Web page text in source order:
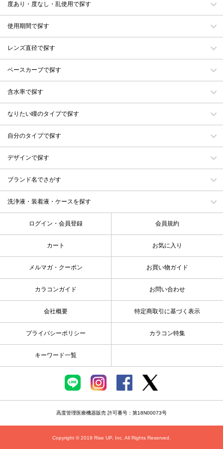
度あり・度なし・乱使用で探す
使用期間で探す
レンズ直径で探す
ベースカーブで探す
含水率で探す
なりたい瞳のタイプで探す
自分のタイプで探す
デザインで探す
ブランド名でさがす
洗浄液・装着液・ケースを探す
ログイン・会員登録 会員規約
カート お気に入り
メルマガ・クーポン お買い物ガイド
カラコンガイド お問い合わせ
会社概要 特定商取引に基づく表示
プライバシーポリシー カラコン特集
キーワード一覧
高度管理医療機器販売 許可番号：第18N00073号
Copyright © 2019 Rise UP, Inc. All Rights Reserved.